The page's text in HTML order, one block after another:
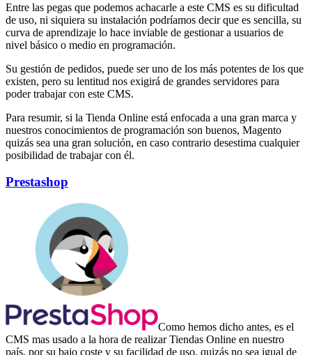
Entre las pegas que podemos achacarle a este CMS es su dificultad
de uso, ni siquiera su instalación podríamos decir que es sencilla, su
curva de aprendizaje lo hace inviable de gestionar a usuarios de
nivel básico o medio en programación.
Su gestión de pedidos, puede ser uno de los más potentes de los que
existen, pero su lentitud nos exigirá de grandes servidores para
poder trabajar con este CMS.
Para resumir, si la Tienda Online está enfocada a una gran marca y
nuestros conocimientos de programación son buenos, Magento
quizás sea una gran solución, en caso contrario desestima cualquier
posibilidad de trabajar con él.
Prestashop
Como hemos dicho antes, es el
CMS mas usado a la hora de realizar Tiendas Online en nuestro
país, por su bajo coste y su facilidad de uso, quizás no sea igual de